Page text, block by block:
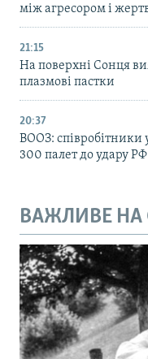
між агресором і
21:15
На поверхні Сонця
плазмові пастки
20:37
ВООЗ: співробітники
300 палет до удару
ВАЖЛИВЕ НА